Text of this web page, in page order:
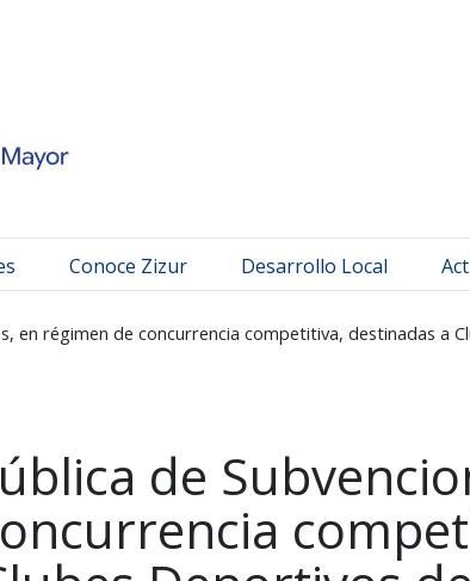
Conoce Zizur Desarrollo Local
en régimen de concurrencia competitiva, destinadas a
de